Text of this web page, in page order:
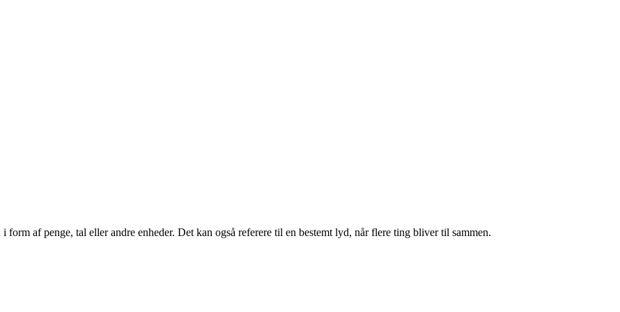
af penge, tal eller andre enheder. Det kan også referere til en bestemt lyd, når flere ting bliver til sammen.